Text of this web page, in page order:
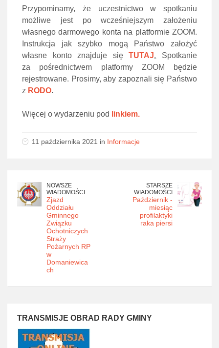
Przypominamy, że uczestnictwo w spotkaniu
możliwe jest po wcześniejszym założeniu
własnego darmowego konta na platformie ZOOM.
Instrukcja jak szybko mogą Państwo założyć
własne konto znajduje sięTUTAJ. Spotkanie
za pośrednictwem platformy ZOOM będzie
rejestrowane. Prosimy, aby zapoznali się Państwo
z RODO.
Więcej o wydarzeniu pod linkiem.
11 października 2021 in Informacje
NOWSZE
WIADOMOŚCI
Zjazd
Oddziału
Gminnego
Związku
Ochotniczych
Straży
Pożarnych RP
w
Domaniewica
ch
STARSZE
WIADOMOŚCI
Październik -
miesiąc
profilaktyki
raka piersi
TRANSMISJE OBRAD RADY GMINY